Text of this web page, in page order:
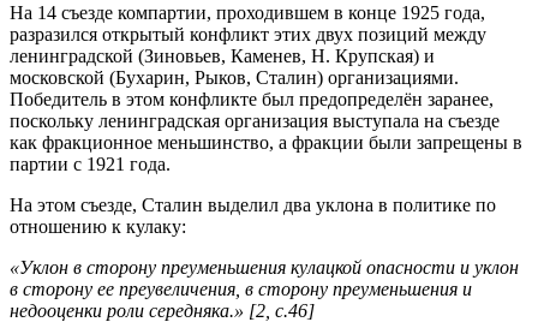
На 14 съезде компартии, проходившем в конце 1925 года,
разразился открытый конфликт этих двух позиций между
ленинградской (Зиновьев, Каменев, Н. Крупская) и
московской (Бухарин, Рыков, Сталин) организациями.
Победитель в этом конфликте был предопределён заранее,
поскольку ленинградская организация выступала на съезде
как фракционное меньшинство, а фракции были запрещены в
партии с 1921 года.
На этом съезде, Сталин выделил два уклона в политике по
отношению к кулаку:
«Уклон в сторону преуменьшения кулацкой опасности и уклон
в сторону ее преувеличения, в сторону преуменьшения и
недооценки роли середняка.» [2, с.46]